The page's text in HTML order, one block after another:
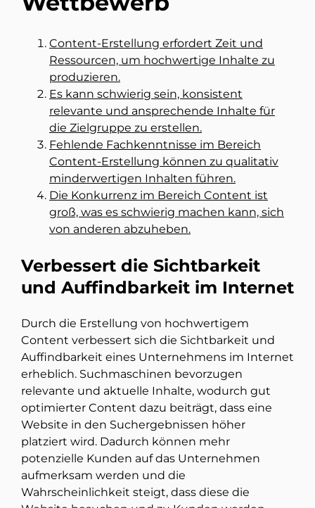
Content-Erstellung erfordert Zeit und
Ressourcen, um hochwertige Inhalte zu
produzieren.
Es kann schwierig sein, konsistent
relevante und ansprechende Inhalte für
die Zielgruppe zu erstellen.
Fehlende Fachkenntnisse im Bereich
Content-Erstellung können zu qualitativ
minderwertigen Inhalten führen.
Die Konkurrenz im Bereich Content ist
groß, was es schwierig machen kann, sich
von anderen abzuheben.
Verbessert die Sichtbarkeit
und Auffindbarkeit im Internet
Durch die Erstellung von hochwertigem
Content verbessert sich die Sichtbarkeit und
Auffindbarkeit eines Unternehmens im Internet
erheblich. Suchmaschinen bevorzugen
relevante und aktuelle Inhalte, wodurch gut
optimierter Content dazu beiträgt, dass eine
Website in den Suchergebnissen höher
platziert wird. Dadurch können mehr
potenzielle Kunden auf das Unternehmen
aufmerksam werden und die
Wahrscheinlichkeit steigt, dass diese die